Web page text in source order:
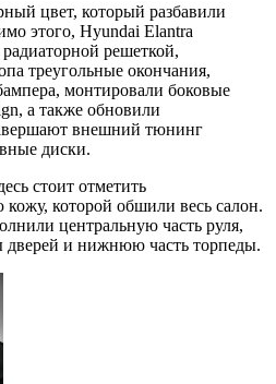
цвет, который разбавили
этого, Hyundai Elantra
решеткой,
треугольные окончания,
монтировали боковые
а также обновили
внешний тюнинг
диски.
стоит отметить
которой обшили весь салон.
центральную часть руля,
дверей и нижнюю часть торпеды.